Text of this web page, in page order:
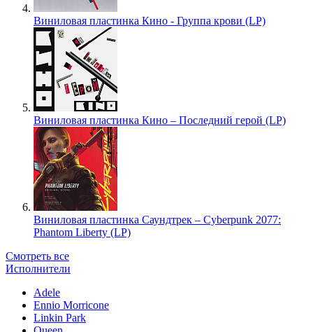
Виниловая пластинка Кино - Группа крови (LP)
Виниловая пластинка Кино – Последний герой (LP)
Виниловая пластинка Саундтрек – Cyberpunk 2077:
Phantom Liberty (LP)
Смотреть все
Исполнители
Adele
Ennio Morricone
Linkin Park